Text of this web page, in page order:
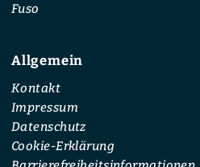
Fuso
Allgemein
Kontakt
Impressum
Datenschutz
Cookie-Erklärung